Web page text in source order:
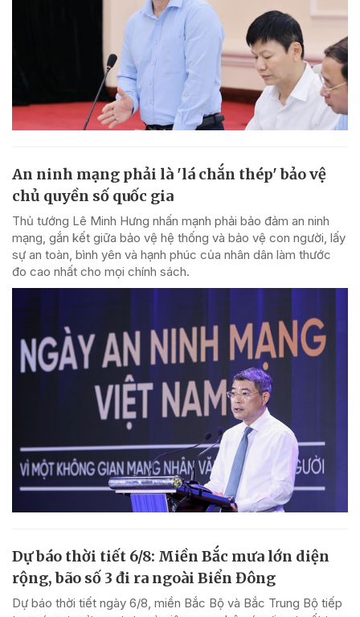
An ninh mạng phải là 'lá chắn thép' bảo vệ
chủ quyền số quốc gia
Thủ tướng Lê Minh Hưng nhấn mạnh phải bảo đảm an ninh
mạng, gắn kết giữa bảo vệ hệ thống và bảo vệ con người, lấy
sự an toàn, bình yên và hạnh phúc của nhân dân làm thước
đo cao nhất cho mọi chính sách.
Dự báo thời tiết 6/8: Miền Bắc mưa lớn diện
rộng, bão số 3 đi ra ngoài Biển Đông
Dự báo thời tiết ngày 6/8, miền Bắc Bộ và Bắc Trung Bộ tiếp